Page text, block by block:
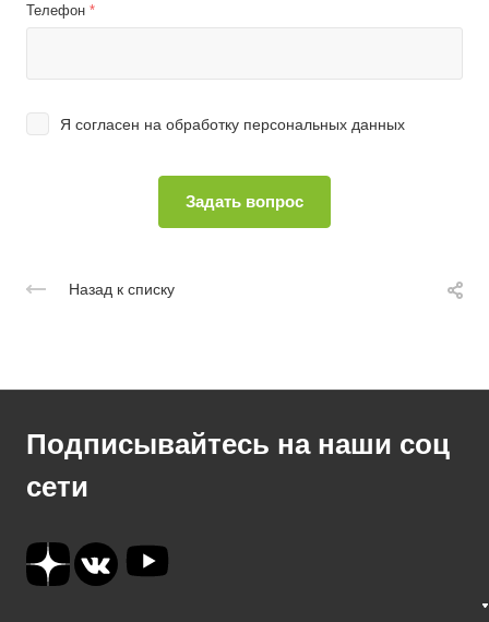
Телефон *
Я согласен на обработку персональных данных
Назад к списку
Подписывайтесь на наши соц
сети